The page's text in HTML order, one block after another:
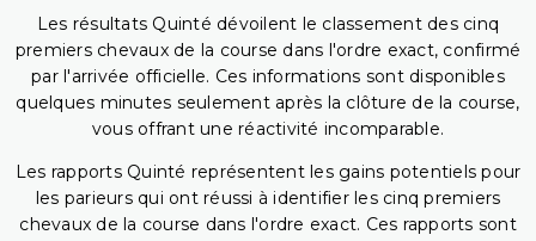
Les résultats Quinté dévoilent le classement des cinq
premiers chevaux de la course dans l'ordre exact, confirmé
par l'arrivée officielle. Ces informations sont disponibles
quelques minutes seulement après la clôture de la course,
vous offrant une réactivité incomparable.
Les rapports Quinté représentent les gains potentiels pour
les parieurs qui ont réussi à identifier les cinq premiers
chevaux de la course dans l'ordre exact. Ces rapports sont